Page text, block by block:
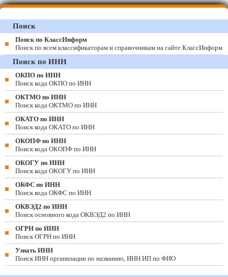
Поиск
Поиск по КлассИнформ
Поиск по всем классификаторам и справочникам на сайте КлассИнформ
Поиск по ИНН
ОКПО по ИНН
Поиск кода ОКПО по ИНН
ОКТМО по ИНН
Поиск кода ОКТМО по ИНН
ОКАТО по ИНН
Поиск кода ОКАТО по ИНН
ОКОПФ по ИНН
Поиск кода ОКОПФ по ИНН
ОКОГУ по ИНН
Поиск кода ОКОГУ по ИНН
ОКФС по ИНН
Поиск кода ОКФС по ИНН
ОКВЭД2 по ИНН
Поиск основного кода ОКВЭД2 по ИНН
ОГРН по ИНН
Поиск ОГРН по ИНН
Узнать ИНН
Поиск ИНН организации по названию, ИНН ИП по ФИО